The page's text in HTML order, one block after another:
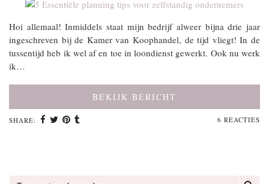
Hoi allemaal! Inmiddels staat mijn bedrijf alweer bijna drie jaar
ingeschreven bij de Kamer van Koophandel, de tijd vliegt! In de
tussentijd heb ik wel af en toe in loondienst gewerkt. Ook nu werk
ik…
BEKIJK BERICHT
SHARE: 6 REACTIES